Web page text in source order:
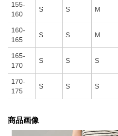
155-
160
S S M
160-
165
S S M
165-
170
S S S
170-
175
S S S
商品画像